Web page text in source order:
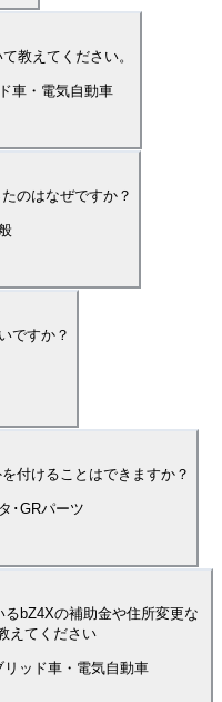
教えてください。
車・電気自動車
のはなぜですか？
ですか？
付けることはできますか？
･GRパーツ
bZ4Xの補助金や住所変更な
えてください
ッド車・電気自動車